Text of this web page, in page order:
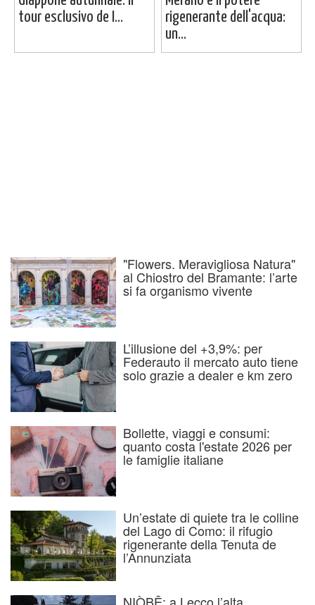
tour esclusivo de I...
rigenerante dell'acqua:
un...
"Flowers. Meravigliosa Natura"
al Chiostro del Bramante: l’arte
si fa organismo vivente
L’illusione del +3,9%: per
Federauto il mercato auto tiene
solo grazie a dealer e km zero
Bollette, viaggi e consumi:
quanto costa l'estate 2026 per
le famiglie italiane
Un’estate di quiete tra le colline
del Lago di Como: il rifugio
rigenerante della Tenuta de
l’Annunziata